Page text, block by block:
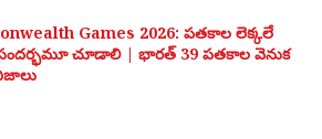
Games 2026: పతకాల లెక్కలే
చూడాలి | భారత్ 39 పతకాల వెనుక